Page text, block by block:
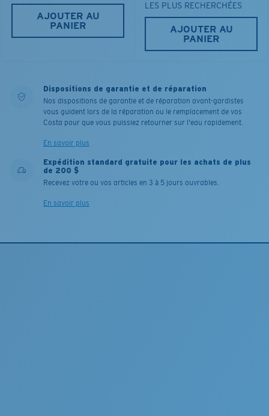
AJOUTER AU
PANIER
LES PLUS RECHERCHÉES
AJOUTER AU
PANIER
Dispositions de garantie et de réparation
Nos dispositions de garantie et de réparation avant-gardistes
vous guident lors de la réparation ou le remplacement de vos
Costa pour que vous puissiez retourner sur l'eau rapidement.
En savoir plus
Expédition standard gratuite pour les achats de plus
de 200 $
Recevez votre ou vos articles en 3 à 5 jours ouvrables.
En savoir plus